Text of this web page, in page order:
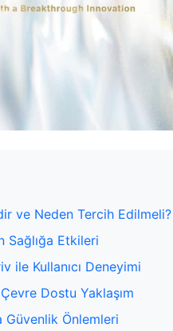
ve Neden Tercih Edilmeli?
Sağlığa Etkileri
ile Kullanıcı Deneyimi
Dostu Yaklaşım
Güvenlik Önlemleri